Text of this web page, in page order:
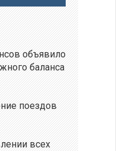
объявило
баланса
поездов
всех